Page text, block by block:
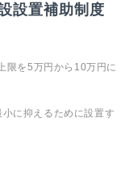
設置補助制度
限を5万円から10万円に
に抑えるために設置す